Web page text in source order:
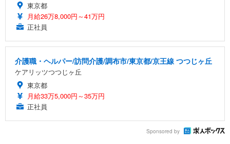
東京都
月給26万8,000円～41万円
正社員
介護職・ヘルパー/訪問介護/調布市/東京都/京王線 つつじヶ丘
ケアリッツつつじヶ丘
東京都
月給33万5,000円～35万円
正社員
Sponsored by